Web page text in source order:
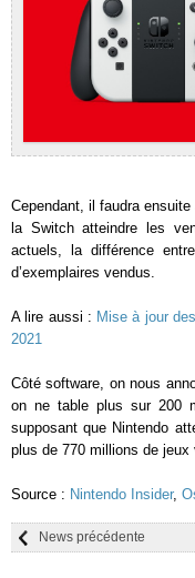
Cependant, il faudra
la Switch atteindre les
actuels, la différence
d’exemplaires vendus.
A lire aussi : Mise à jour
2021
Côté software, on nous
on ne table plus sur 200
supposant que Nintendo
plus de 770 millions de
Source : Nintendo Insider,
News précédente